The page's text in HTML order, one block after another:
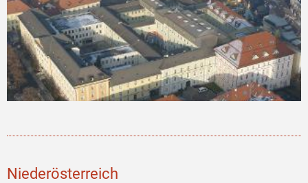
Niederösterreich